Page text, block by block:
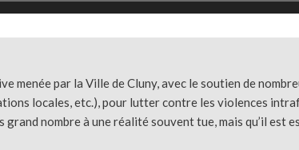
menée par la Ville de Cluny, avec le soutien de
locales, etc.), pour lutter contre les violences
nombre à une réalité souvent tue, mais qu’il est